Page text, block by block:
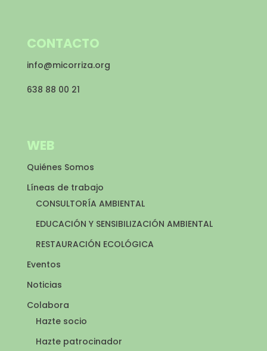
CONTACTO
info@micorriza.org
638 88 00 21
WEB
Quiénes Somos
Líneas de trabajo
CONSULTORÍA AMBIENTAL
EDUCACIÓN Y SENSIBILIZACIÓN AMBIENTAL
RESTAURACIÓN ECOLÓGICA
Eventos
Noticias
Colabora
Hazte socio
Hazte patrocinador